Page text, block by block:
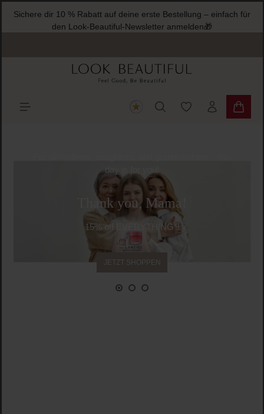
springen
Sichere dir 10 % Rabatt auf deine erste Bestellung – einfach für
den Look-Beautiful-Newsletter anmelden🎁
Du hast 0
day is for you!
Thank you, Mama!
15% off EVERYTHING*!
JETZT SHOPPEN